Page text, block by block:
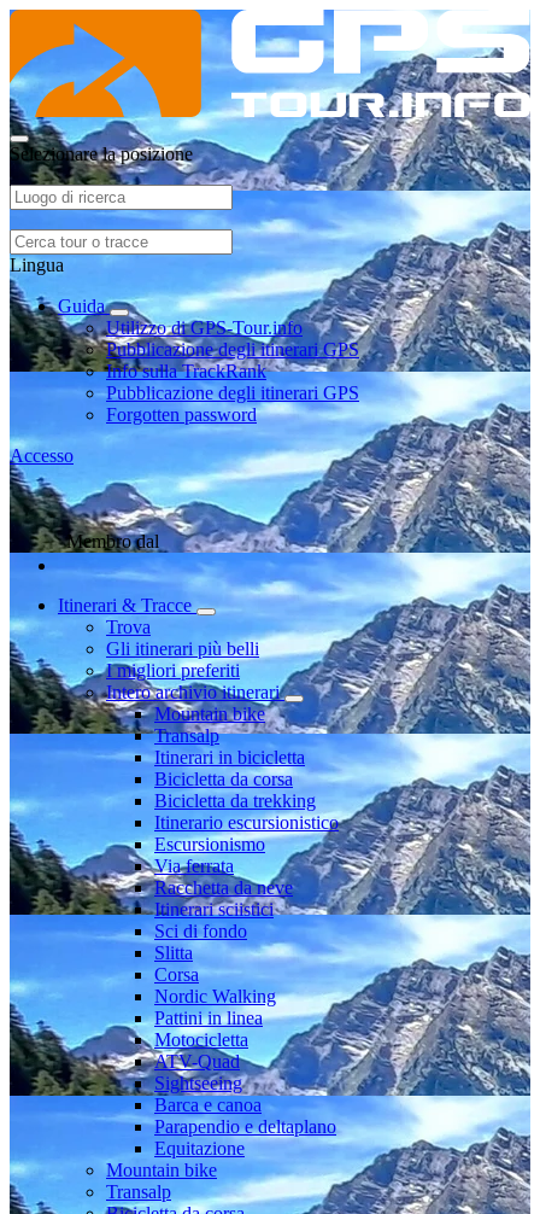
Selezionare la posizione
Lingua
Guida
Utilizzo di GPS-Tour.info
Pubblicazione degli itinerari GPS
Info sulla TrackRank
Pubblicazione degli itinerari GPS
Forgotten password
Accesso
Membro dal
Itinerari & Tracce
Trova
Gli itinerari più belli
I migliori preferiti
Intero archivio itinerari
Mountain bike
Transalp
Itinerari in bicicletta
Bicicletta da corsa
Bicicletta da trekking
Itinerario escursionistico
Escursionismo
Via ferrata
Racchetta da neve
Itinerari sciistici
Sci di fondo
Slitta
Corsa
Nordic Walking
Pattini in linea
Motocicletta
ATV-Quad
Sightseeing
Barca e canoa
Parapendio e deltaplano
Equitazione
Mountain bike
Transalp